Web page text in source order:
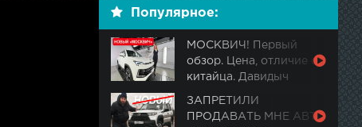
Популярное:
МОСКВИЧ! Первый
обзор. Цена, отличие от
китайца. Давидыч
ЗАПРЕТИЛИ
ПРОДАВАТЬ МНЕ АВТО